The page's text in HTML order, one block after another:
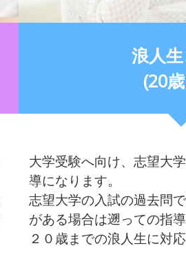
浪人
(20
大学受験へ向け、志望大
導になります。
志望大学の入試の過去問
がある場合は遡っての指導
２０歳までの浪人生に対応